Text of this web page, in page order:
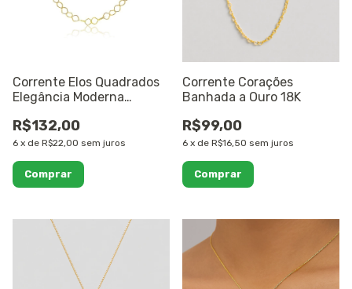
Corrente Elos Quadrados
Elegância Moderna
R$132,00
6 x de R$22,00 sem juros
Corrente Corações
Banhada a Ouro 18K
R$99,00
6 x de R$16,50 sem juros